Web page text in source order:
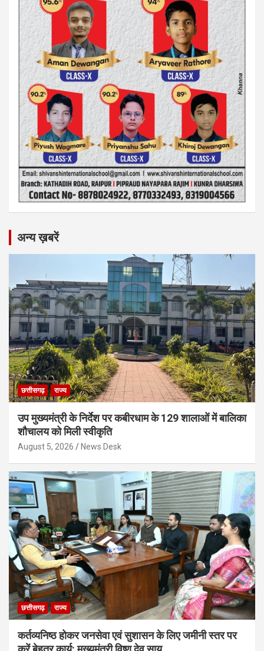
अन्य ख़बरें
छत्तीसगढ़ राज्य
उप मुख्यमंत्री के निर्देश पर कबीरधाम के 129 शालाओं में बालिका
शौचालय को मिली स्वीकृति
August 5, 2026 News Desk
छत्तीसगढ़ राज्य
कर्तव्यनिष्ठ होकर जनसेवा एवं सुशासन के लिए जमीनी स्तर पर